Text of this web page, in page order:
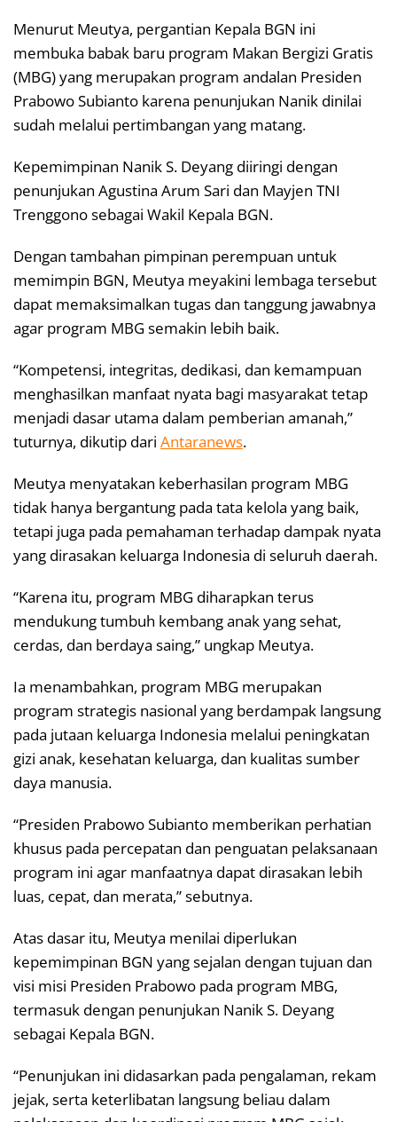
Menurut Meutya, pergantian Kepala BGN ini
membuka babak baru program Makan Bergizi Gratis
(MBG) yang merupakan program andalan Presiden
Prabowo Subianto karena penunjukan Nanik dinilai
sudah melalui pertimbangan yang matang.
Kepemimpinan Nanik S. Deyang diiringi dengan
penunjukan Agustina Arum Sari dan Mayjen TNI
Trenggono sebagai Wakil Kepala BGN.
Dengan tambahan pimpinan perempuan untuk
memimpin BGN, Meutya meyakini lembaga tersebut
dapat memaksimalkan tugas dan tanggung jawabnya
agar program MBG semakin lebih baik.
“Kompetensi, integritas, dedikasi, dan kemampuan
menghasilkan manfaat nyata bagi masyarakat tetap
menjadi dasar utama dalam pemberian amanah,”
tuturnya, dikutip dari Antaranews.
Meutya menyatakan keberhasilan program MBG
tidak hanya bergantung pada tata kelola yang baik,
tetapi juga pada pemahaman terhadap dampak nyata
yang dirasakan keluarga Indonesia di seluruh daerah.
“Karena itu, program MBG diharapkan terus
mendukung tumbuh kembang anak yang sehat,
cerdas, dan berdaya saing,” ungkap Meutya.
Ia menambahkan, program MBG merupakan
program strategis nasional yang berdampak langsung
pada jutaan keluarga Indonesia melalui peningkatan
gizi anak, kesehatan keluarga, dan kualitas sumber
daya manusia.
“Presiden Prabowo Subianto memberikan perhatian
khusus pada percepatan dan penguatan pelaksanaan
program ini agar manfaatnya dapat dirasakan lebih
luas, cepat, dan merata,” sebutnya.
Atas dasar itu, Meutya menilai diperlukan
kepemimpinan BGN yang sejalan dengan tujuan dan
visi misi Presiden Prabowo pada program MBG,
termasuk dengan penunjukan Nanik S. Deyang
sebagai Kepala BGN.
“Penunjukan ini didasarkan pada pengalaman, rekam
jejak, serta keterlibatan langsung beliau dalam